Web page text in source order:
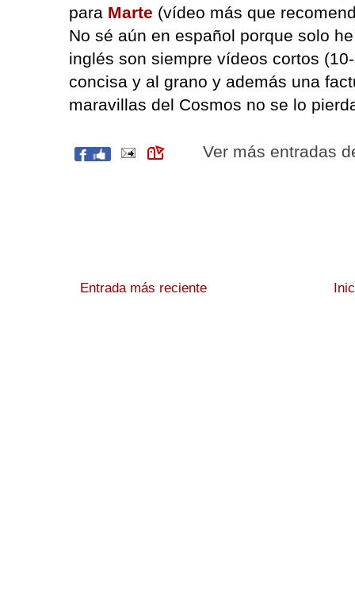
para Marte (vídeo más que
No sé aún en español porque solo
inglés son siempre vídeos cortos
concisa y al grano y además una
maravillas del Cosmos no se lo
Ver más entradas
Entrada más reciente